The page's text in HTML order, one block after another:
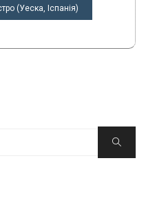
(Уеска, Іспанія)
Пошук